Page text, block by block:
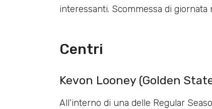
interessanti. Scommessa di
Centri
Kevon Looney (Golden
All’interno di una delle Regular